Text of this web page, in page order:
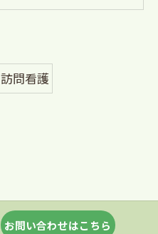
訪問看護
お問い合わせはこちら